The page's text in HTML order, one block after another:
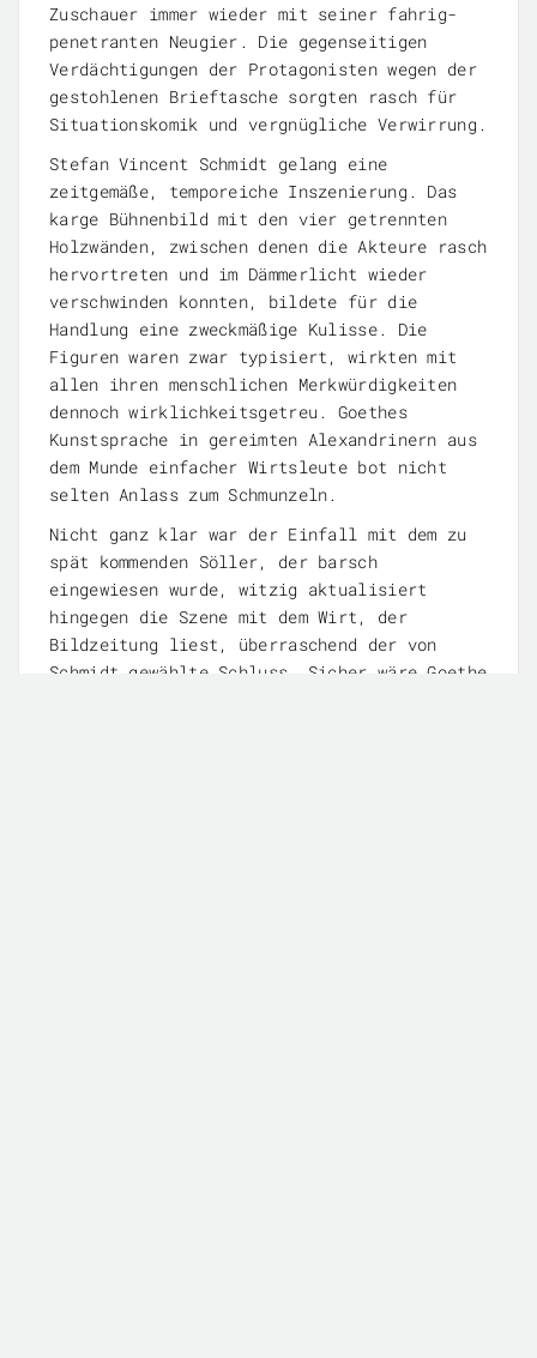
Zuschauer immer wieder mit seiner fahrig-
penetranten Neugier. Die gegenseitigen
Verdächtigungen der Protagonisten wegen der
gestohlenen Brieftasche sorgten rasch für
Situationskomik und vergnügliche Verwirrung.
Stefan Vincent Schmidt gelang eine
zeitgemäße, temporeiche Inszenierung. Das
karge Bühnenbild mit den vier getrennten
Holzwänden, zwischen denen die Akteure rasch
hervortreten und im Dämmerlicht wieder
verschwinden konnten, bildete für die
Handlung eine zweckmäßige Kulisse. Die
Figuren waren zwar typisiert, wirkten mit
allen ihren menschlichen Merkwürdigkeiten
dennoch wirklichkeitsgetreu. Goethes
Kunstsprache in gereimten Alexandrinern aus
dem Munde einfacher Wirtsleute bot nicht
selten Anlass zum Schmunzeln.
Nicht ganz klar war der Einfall mit dem zu
spät kommenden Söller, der barsch
eingewiesen wurde, witzig aktualisiert
hingegen die Szene mit dem Wirt, der
Bildzeitung liest, überraschend der von
Schmidt gewählte Schluss. Sicher wäre Goethe